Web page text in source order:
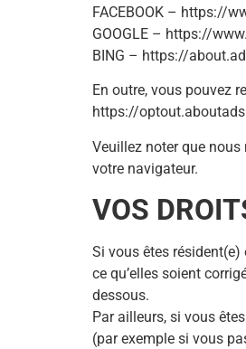
FACEBOOK – https://
GOOGLE – https://
BING – https://
En outre, vous pouvez
https://
Veuillez noter que
votre navigateur.
VOS
Si vous êtes
ce qu’elles soient
dessous.
Par ailleurs, si vous
(par exemple si vous